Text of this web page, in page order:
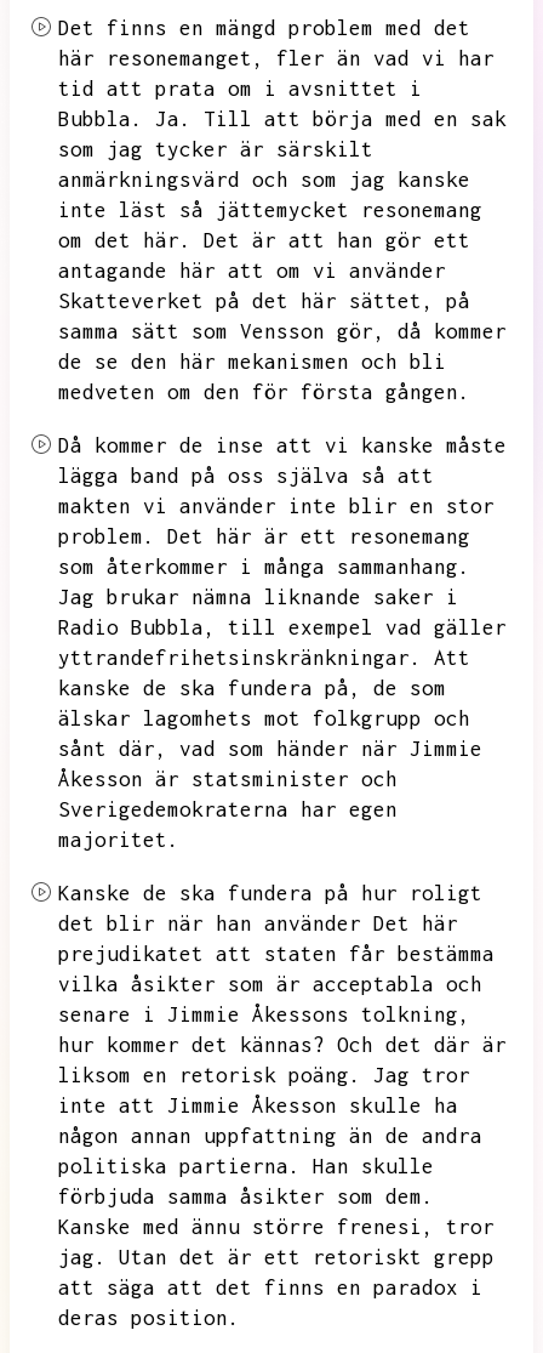
Det finns en mängd problem med det
här resonemanget,
fler än vad vi har
tid att prata om i avsnittet i
Bubbla.
Ja.
Till att börja med en sak
som jag tycker är särskilt
anmärkningsvärd och som jag kanske
inte läst så jättemycket resonemang
om det här.
Det är att han gör ett
antagande här att om vi använder
Skatteverket på det här sättet,
på
samma sätt som Vensson gör,
då kommer
de se den här mekanismen och bli
medveten om den för första gången.
Då kommer de inse att vi kanske måste
lägga band på oss själva så att
makten vi använder inte blir en stor
problem.
Det här är ett resonemang
som återkommer i många sammanhang.
Jag brukar nämna liknande saker i
Radio Bubbla,
till exempel vad gäller
yttrandefrihetsinskränkningar.
Att
kanske de ska fundera på,
de som
älskar lagomhets mot folkgrupp och
sånt där,
vad som händer när Jimmie
Åkesson är statsminister och
Sverigedemokraterna har egen
majoritet.
Kanske de ska fundera på hur roligt
det blir när han använder Det här
prejudikatet att staten får bestämma
vilka åsikter som är acceptabla och
senare i Jimmie Åkessons tolkning,
hur kommer det kännas? Och det där är
liksom en retorisk poäng.
Jag tror
inte att Jimmie Åkesson skulle ha
någon annan uppfattning än de andra
politiska partierna.
Han skulle
förbjuda samma åsikter som dem.
Kanske med ännu större frenesi,
tror
jag.
Utan det är ett retoriskt grepp
att säga att det finns en paradox i
deras position.